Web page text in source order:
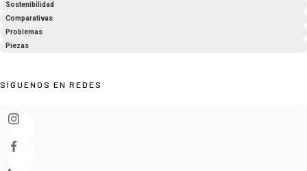
Sostenibilidad
Comparativas
Problemas
Piezas
SÍGUENOS EN REDES